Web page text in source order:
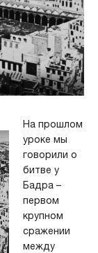
На прошлом
уроке мы
говорили о
битве у
Бадра –
первом
крупном
сражении
между